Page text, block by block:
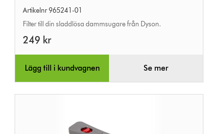
Artikelnr 965241-01
Filter till din sladdlösa dammsugare från Dyson.
249 kr
Lägg till i kundvagnen Se mer